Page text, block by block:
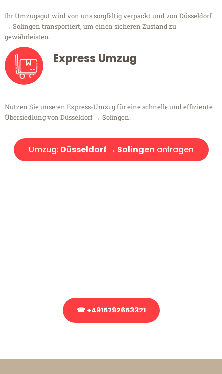
Ihr Umzugsgut wird von uns sorgfältig verpackt und von Düsseldorf
→ Solingen transportiert, um einen sicheren Zustand zu
gewährleisten.
Express Umzug
Nutzen Sie unseren Express-Umzug für eine schnelle und effiziente
Übersiedlung von Düsseldorf → Solingen.
Umzug: Düsseldorf → Solingen anfragen
☎ +4915792653321